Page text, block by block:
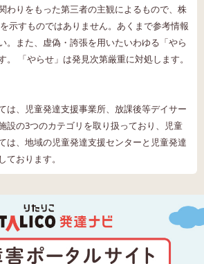
わりをもった第三者の主観によるもので、株
示すものではありません。あくまで参考情報
。また、虚偽・誇張を用いたいわゆる「やら
。 「やらせ」は発見次第厳重に対処します。
は、児童発達支援事業所、放課後等デイサー
設の3つのカテゴリを取り扱っており、児童
は、地域の児童発達支援センターと児童発達
おります。